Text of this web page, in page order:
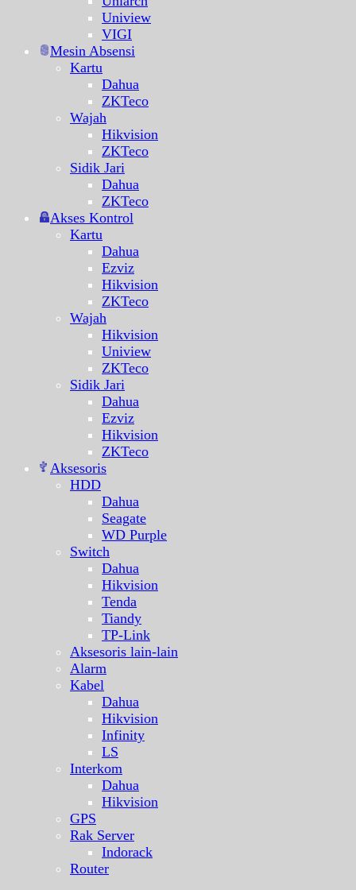
Uniview
VIGI
Mesin Absensi
Kartu
Dahua
ZKTeco
Wajah
Hikvision
ZKTeco
Sidik Jari
Dahua
ZKTeco
Akses Kontrol
Kartu
Dahua
Ezviz
Hikvision
ZKTeco
Wajah
Hikvision
Uniview
ZKTeco
Sidik Jari
Dahua
Ezviz
Hikvision
ZKTeco
Aksesoris
HDD
Dahua
Seagate
WD Purple
Switch
Dahua
Hikvision
Tenda
Tiandy
TP-Link
Aksesoris lain-lain
Alarm
Kabel
Dahua
Hikvision
Infinity
LS
Interkom
Dahua
Hikvision
GPS
Rak Server
Indorack
Router